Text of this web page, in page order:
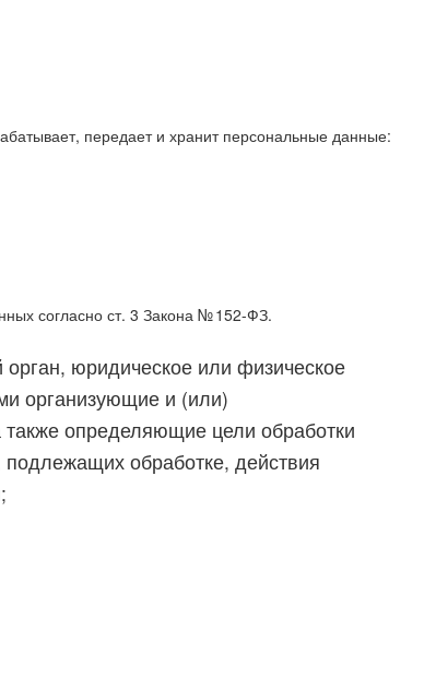
передает и хранит персональные данные:
согласно ст. 3 Закона № 152-ФЗ.
юридическое или физическое
организующие и (или)
определяющие цели обработки
обработке, действия